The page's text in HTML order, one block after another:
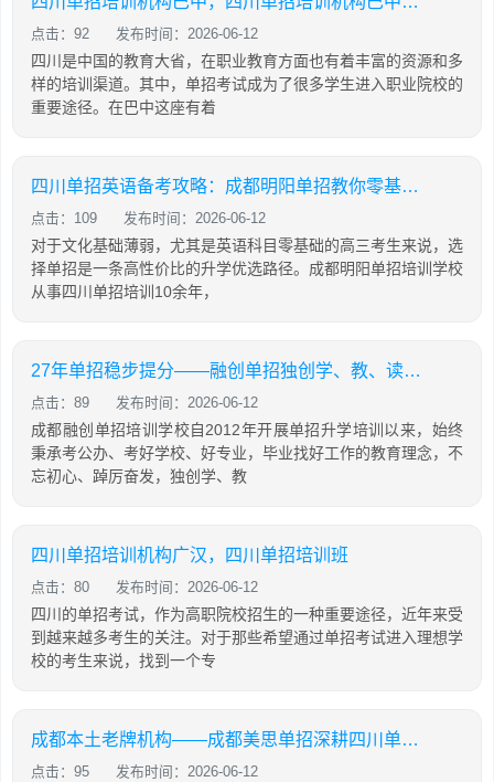
点击：92 发布时间：2026-06-12
四川是中国的教育大省，在职业教育方面也有着丰富的资源和多
样的培训渠道。其中，单招考试成为了很多学生进入职业院校的
重要途径。在巴中这座有着
四川单招英语备考攻略：成都明阳单招教你零基础也能有效提分
点击：109 发布时间：2026-06-12
对于文化基础薄弱，尤其是英语科目零基础的高三考生来说，选
择单招是一条高性价比的升学优选路径。成都明阳单招培训学校
从事四川单招培训10余年，
27年单招稳步提分——融创单招独创学、教、读、背、练、考六位一体教学模式
点击：89 发布时间：2026-06-12
成都融创单招培训学校自2012年开展单招升学培训以来，始终
秉承考公办、考好学校、好专业，毕业找好工作的教育理念，不
忘初心、踔厉奋发，独创学、教
四川单招培训机构广汉，四川单招培训班
点击：80 发布时间：2026-06-12
四川的单招考试，作为高职院校招生的一种重要途径，近年来受
到越来越多考生的关注。对于那些希望通过单招考试进入理想学
校的考生来说，找到一个专
成都本土老牌机构——成都美思单招深耕四川单招16年，助力学生录取公办院校！
点击：95 发布时间：2026-06-12